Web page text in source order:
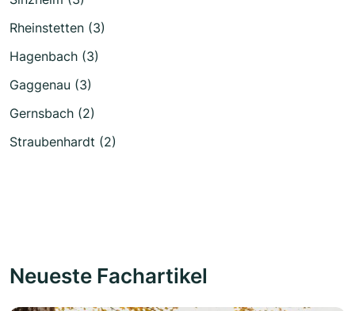
Rheinstetten (3)
Hagenbach (3)
Gaggenau (3)
Gernsbach (2)
Straubenhardt (2)
Neueste Fachartikel